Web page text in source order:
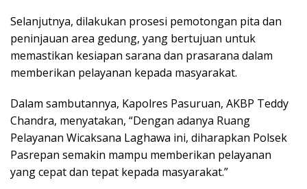
Selanjutnya, dilakukan prosesi pemotongan pita dan
peninjauan area gedung, yang bertujuan untuk
memastikan kesiapan sarana dan prasarana dalam
memberikan pelayanan kepada masyarakat.
Dalam sambutannya, Kapolres Pasuruan, AKBP Teddy
Chandra, menyatakan, “Dengan adanya Ruang
Pelayanan Wicaksana Laghawa ini, diharapkan Polsek
Pasrepan semakin mampu memberikan pelayanan
yang cepat dan tepat kepada masyarakat.”